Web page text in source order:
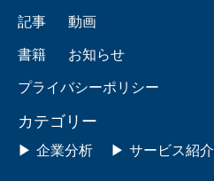
記事
動画
書籍
お知らせ
プライバシーポリシー
カテゴリー
企業分析 サービス紹介